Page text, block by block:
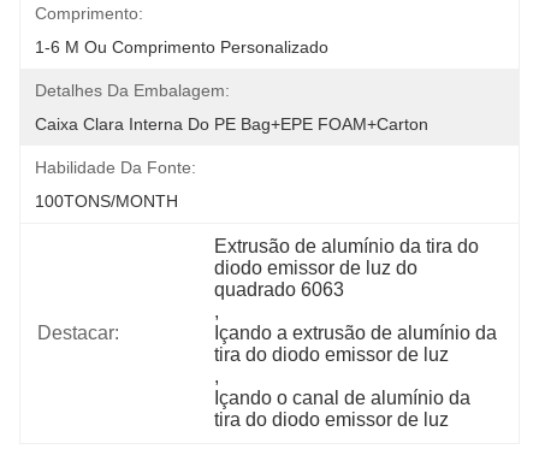
Comprimento:
1-6 M Ou Comprimento Personalizado
Detalhes Da Embalagem:
Caixa Clara Interna Do PE Bag+EPE FOAM+Carton
Habilidade Da Fonte:
100TONS/MONTH
Destacar:
Extrusão de alumínio da tira do
diodo emissor de luz do
quadrado 6063
,
Içando a extrusão de alumínio da
tira do diodo emissor de luz
,
Içando o canal de alumínio da
tira do diodo emissor de luz